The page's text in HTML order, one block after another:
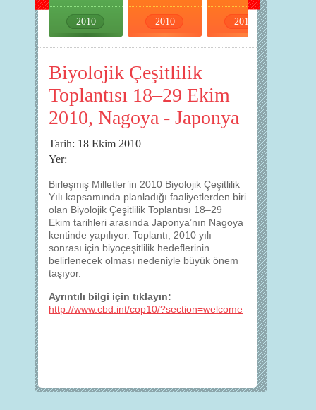
2010 2010 2010
Biyolojik Çeşitlilik
Toplantısı 18–29 Ekim
2010, Nagoya - Japonya
Tarih: 18 Ekim 2010
Yer:
Birleşmiş Milletler’in 2010 Biyolojik Çeşitlilik
Yılı kapsamında planladığı faaliyetlerden biri
olan Biyolojik Çeşitlilik Toplantısı 18–29
Ekim tarihleri arasında Japonya’nın Nagoya
kentinde yapılıyor. Toplantı, 2010 yılı
sonrası için biyoçeşitlilik hedeflerinin
belirlenecek olması nedeniyle büyük önem
taşıyor.
Ayrıntılı bilgi için tıklayın:
http://www.cbd.int/cop10/?section=welcome